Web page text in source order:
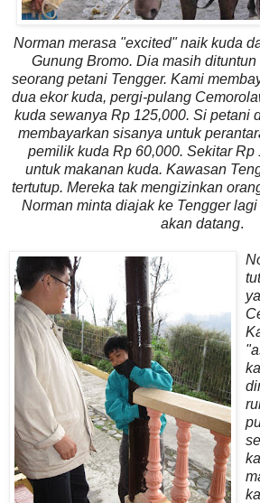
Norman merasa "excited" naik kuda
Gunung Bromo. Dia masih
seorang petani Tengger. Kami
dua ekor kuda, pergi-pulang
kuda sewanya Rp 125,000. Si petani
membayarkan sisanya untuk
pemilik kuda Rp 60,000. Sekitar Rp
untuk makanan kuda. Kawasan
tertutup. Mereka tak mengizinkan
Norman minta diajak ke Tengger
akan datang.